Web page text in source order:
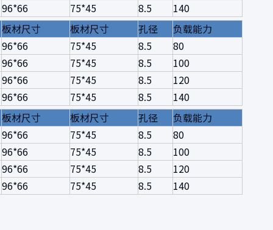
96*66 75*45 8.5
140
板材尺寸 板材尺寸 孔径
负载能力
96*66 75*45 8.5
80
96*66 75*45 8.5
100
96*66 75*45 8.5
120
96*66 75*45 8.5
140
板材尺寸 板材尺寸 孔径
负载能力
96*66 75*45 8.5
80
96*66 75*45 8.5
100
96*66 75*45 8.5
120
96*66 75*45 8.5 140